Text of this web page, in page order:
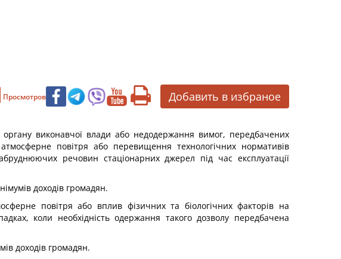
Просмотров Добавить в избраное
виконавчої влади або недодержання вимог, передбачених
повітря або перевищення технологічних нормативів
речовин стаціонарних джерел під час експлуатації
доходів громадян.
повітря або вплив фізичних та біологічних факторів на
коли необхідність одержання такого дозволу передбачена
доходів громадян.